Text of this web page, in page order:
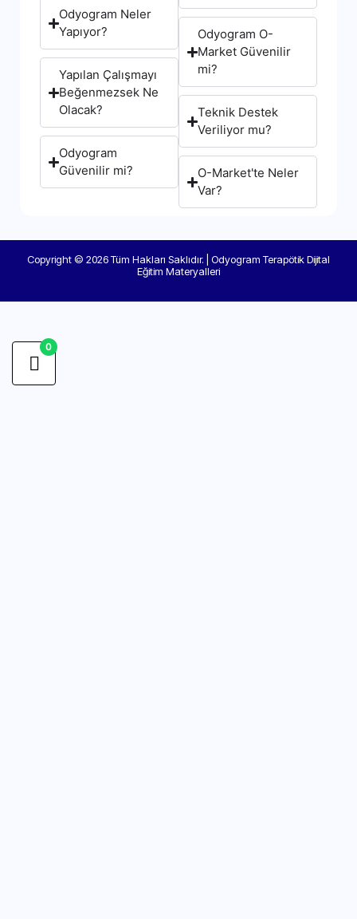
Odyogram Neler
Yapıyor?
Yapılan Çalışmayı
Beğenmezsek Ne
Olacak?
Odyogram
Güvenilir mi?
Odyogram O-
Market Güvenilir
mi?
Teknik Destek
Veriliyor mu?
O-Market'te Neler
Var?
Copyright © 2026 Tüm Hakları Saklıdır. | Odyogram Terapötik Dijital
Eğitim Materyalleri
0